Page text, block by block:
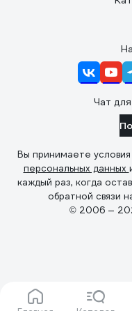
Чат
Вы принимаете условия
персональных данных
каждый раз, когда
обратной связи
© 2006 —